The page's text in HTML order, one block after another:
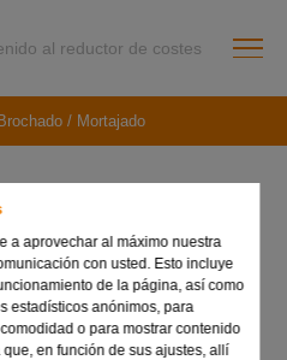
a aprovechar al máximo nuestra
con usted. Esto incluye
de la página, así como
estadísticos anónimos, para
o para mostrar contenido
en función de sus ajustes, allí
al reductor de costes
/ Mortajado
o mortajado de Schwanog
y formas especiales son el
convencional de